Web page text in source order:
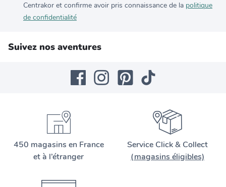
Centrakor et confirme avoir pris connaissance de la politique
de confidentialité
Suivez nos aventures
450 magasins en France
et à l’étranger
Service Click & Collect
(magasins éligibles)